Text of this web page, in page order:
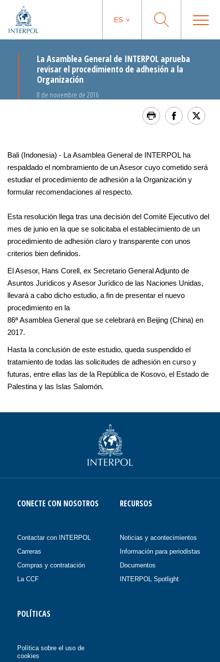
ES
La Asamblea General de INTERPOL aprueba
revisar el procedimiento de adhesión a la
Organización
8 de noviembre de 2016
Bali (Indonesia) - La Asamblea General de INTERPOL ha
respaldado el nombramiento de un Asesor cuyo cometido será
estudiar el procedimiento de adhesión a la Organización y
formular recomendaciones al respecto.
Esta resolución llega tras una decisión del Comité Ejecutivo del
mes de junio en la que se solicitaba el establecimiento de un
procedimiento de adhesión claro y transparente con unos
criterios bien definidos.
El Asesor, Hans Corell, ex Secretario General Adjunto de
Asuntos Jurídicos y Asesor Jurídico de las Naciones Unidas,
llevará a cabo dicho estudio, a fin de presentar el nuevo
procedimiento en la
86ª Asamblea General que se celebrará en Beijing (China) en
2017.
Hasta la conclusión de este estudio, queda suspendido el
tratamiento de todas las solicitudes de adhesión en curso y
futuras, entre ellas las de la República de Kosovo, el Estado de
Palestina y las Islas Salomón.
CONECTE CON NOSOTROS
Contactar con INTERPOL
Carreras
Compras y contratación
La CCF
RECURSOS
Noticias y acontecimientos
Información para periodistas
Documentos
INTERPOL Spotlight
POLÍTICAS
Política sobre el uso de
cookies